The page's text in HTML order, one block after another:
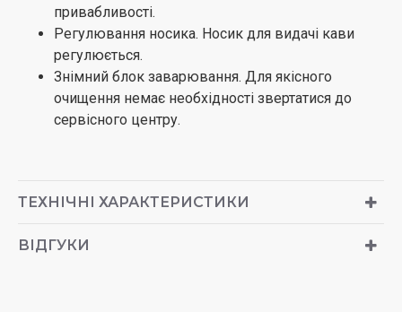
привабливості.
Регулювання носика. Носик для видачі кави
регулюється.
Знімний блок заварювання. Для якісного
очищення немає необхідності звертатися до
сервісного центру.
ТЕХНІЧНІ ХАРАКТЕРИСТИКИ
ВІДГУКИ